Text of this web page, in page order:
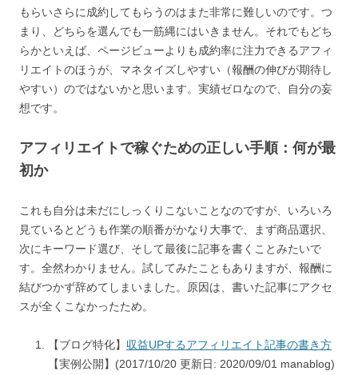
もらいさらに成約してもらうのはまた非常に難しいのです。つ
まり、どちらを選んでも一筋縄にはいきません。それでもどち
らかといえば、ページビューよりも成約率に注力できるアフィ
リエイトのほうが、マネタイズしやすい（報酬の伸びが期待し
やすい）のではないかと思います。実績ゼロなので、自分の妄
想です。
アフィリエイトで稼ぐための正しい手順：何が最
初か
これも自分は未だにしっくりこないことなのですが、いろいろ
見ているとどうも作業の順番がかなり大事で、まず商品選択、
次にキーワード選び、そして最後に記事を書くことみたいで
す。全然わかりません。試してみたこともありますが、報酬に
結びつかず辞めてしまいました。原因は、書いた記事にアクセ
スが全くこなかったため。
【ブログ特化】 収益UPするアフィリエイト記事の書き方
【実例公開】(2017/10/20 更新日: 2020/09/01 manablog)